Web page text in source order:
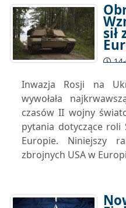
sił
14-
Inwazja Rosji na
wywołała
czasów II wojny
pytania dotyczące roli
Europie. Niniejszy
zbrojnych USA w